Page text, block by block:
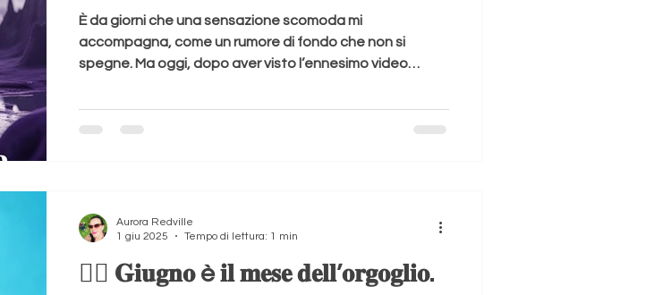
namaste l'arte del relax Puppies
Romanzo
È da giorni che una sensazione scomoda mi
accompagna, come un rumore di fondo che non si
spegne. Ma oggi, dopo aver visto l’ennesimo video
ha preso il sopravvento. Non si tratta solo di cronaca o
politica. È qualcosa di più profondo, che ha a che fare
comptrolle
🏳️‍🌈 𝐆𝐢𝐮𝐠𝐧𝐨 è 𝐢𝐥 𝐦𝐞𝐬𝐞 𝐝𝐞𝐥𝐥’𝐨𝐫𝐠𝐨𝐠𝐥𝐢𝐨.
Aurora Redville
1 giu 2025
Tempo di lettura: 1 min